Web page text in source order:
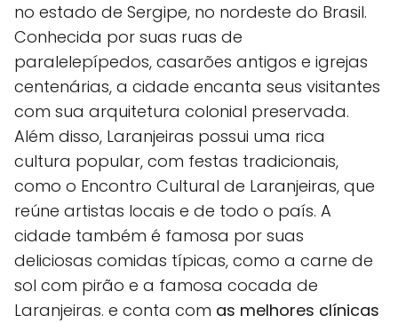
no estado de Sergipe, no nordeste do Brasil.
Conhecida por suas ruas de
paralelepípedos, casarões antigos e igrejas
centenárias, a cidade encanta seus visitantes
com sua arquitetura colonial preservada.
Além disso, Laranjeiras possui uma rica
cultura popular, com festas tradicionais,
como o Encontro Cultural de Laranjeiras, que
reúne artistas locais e de todo o país. A
cidade também é famosa por suas
deliciosas comidas típicas, como a carne de
sol com pirão e a famosa cocada de
Laranjeiras. e conta com as melhores clínicas